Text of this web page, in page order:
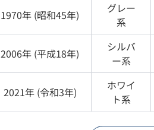
1970年 (昭和45年)
グレー
系
2006年 (平成18年)
シルバ
ー系
2021年 (令和3年)
ホワイ
ト系